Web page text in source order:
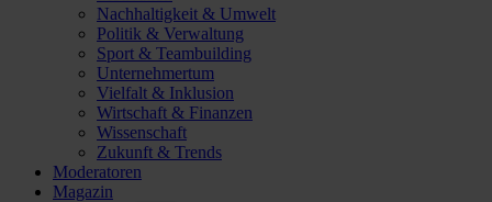
Nachhaltigkeit & Umwelt
Politik & Verwaltung
Sport & Teambuilding
Unternehmertum
Vielfalt & Inklusion
Wirtschaft & Finanzen
Wissenschaft
Zukunft & Trends
Moderatoren
Magazin